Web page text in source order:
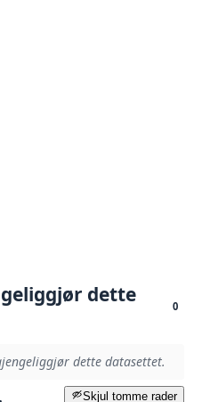
dette
0
dette datasettet.
Skjul tomme rader